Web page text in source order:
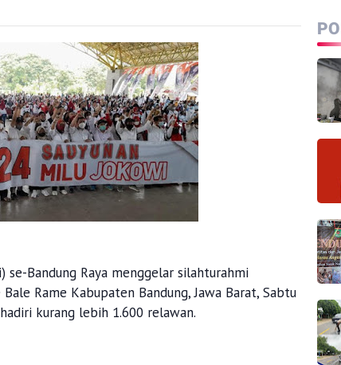
se-Bandung Raya menggelar silahturahmi
Rame Kabupaten Bandung, Jawa Barat, Sabtu
kurang lebih 1.600 relawan.